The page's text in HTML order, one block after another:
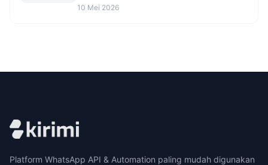
10 Mei 2026
Platform WhatsApp API & Automation paling mudah digunakan